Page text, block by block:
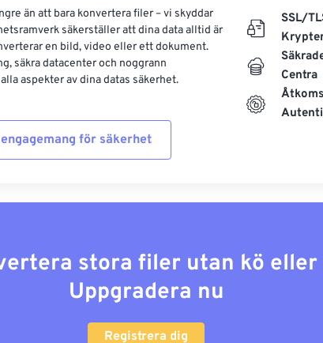
än att bara konvertera filer – vi skyddar
säkerställer att dina data alltid är
en bild, video eller ett dokument.
säkra datacenter och noggrann
aspekter av dina datas säkerhet.
för säkerhet
SSL/
Centra
stora filer utan kö eller
Uppgradera nu
Registrera dig